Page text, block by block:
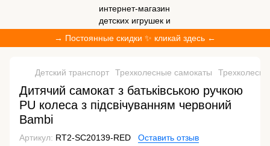
→ Постоянные скидки ✨ кликай здесь ←
Детский транспорт Трехколесные cамокаты
Дитячий самокат з батьківською ручкою
PU колеса з підсвічуванням червоний
Bambi
Артикул: RT2-SC20139-RED Оставить отзыв